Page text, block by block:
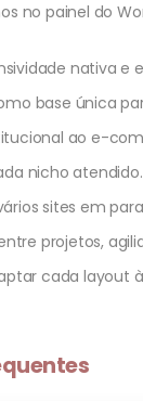
no painel do
nativa e
base única
ao e-
nicho
sites em
projetos,
cada layout